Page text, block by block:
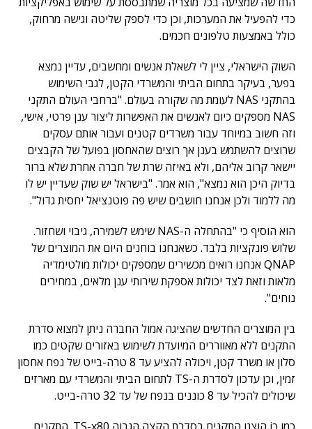
כדי להפעיל את המערכות, וכן כדי לספק שליטה וגישה מרחוק,
כולל באמצעות טלפונים חכמים.
השוק הישראלי, ציין לי לשאלת אנשים ומחשבים, עדיין נמצא
בפער, בעיקר בתחום הביתי והמשרדי הקטן, לגבי השימוש
בהתקני NAS לעומת מה שקורה בעולם. "ברחבי העולם התקני
NAS מספקים כיום לאנשים את האפשרות ליצור ענן פרטי, אישי,
וזה חשוב במיוחד עבור משרדים קטנים ועבור אותם עסקים
שרוצים להשתמש בענן אך רוצים שהאחסון בפועל של הקבצים
יישאר קרוב אליהם, ולא באיזה שרת של חברה אחרת שלא ברור
בדיוק היכן הוא נמצא", הוא אמר. "בישראל יש שוק שעדיין יש לו
מה ללמוד ולכן אנחנו חושבים שיש פה פוטנציאל יחסית גדול".
הוא הוסיף כי "בהתחלה ה-NAS שימש לשמירה, גיבוי ושחזור.
שלוש פונקציות בלבד. כשאנחנו בוחנים היום את המוצרים של
QNAP אנחנו רואים מכשירים שמספקים יכולות מולטימדיה
מלאות וזאת לצד יכולות אספקת שירותי ענן מלאים, במחירים
נוחים".
בין המוצרים החדשים שהציגה אמול החברה ניתן למצוא סדרת
התקנים ללא מאווררים המיועדת לשימוש באזורים שקטים כמו
סלון או משרד קטן, ויכולה להציע עד 8 טרה-בייט של נפח אחסון
זמין, וכן עדכון לסדרת ה-TS לתחום הביתי והמשרדי עם מארזים
שיכולים להכיל עד 8 כוננים בנפח של עד 32 טרה-בייט.